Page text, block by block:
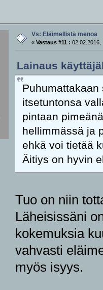
Vs: Eläimellistä menoa
« Vastaus #11 : 02.02.2016,
Lainaus
itsetuntonsa
pintaan
hellimmässä ja
ehkä voi tietää
Äitiys on hyvin
Tuo on niin
Läheisissäni
kokemuksia
vahvasti
myös isyys.